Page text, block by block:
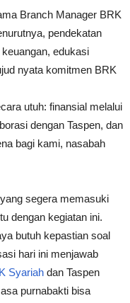
Branch Manager BRK
pendekatan
edukasi
nyata komitmen BRK
utuh: finansial melalui
dengan Taspen, dan
bagi kami, nasabah
segera memasuki
dengan kegiatan ini.
butuh kepastian soal
hari ini menjawab
Syariah dan Taspen
purnabakti bisa